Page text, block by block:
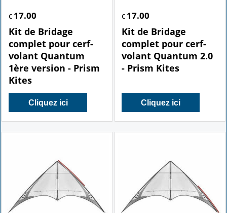
€ 17.00
Kit de Bridage
complet pour cerf-
volant Quantum
1ère version - Prism
Kites
Cliquez ici
€ 17.00
Kit de Bridage
complet pour cerf-
volant Quantum 2.0
- Prism Kites
Cliquez ici